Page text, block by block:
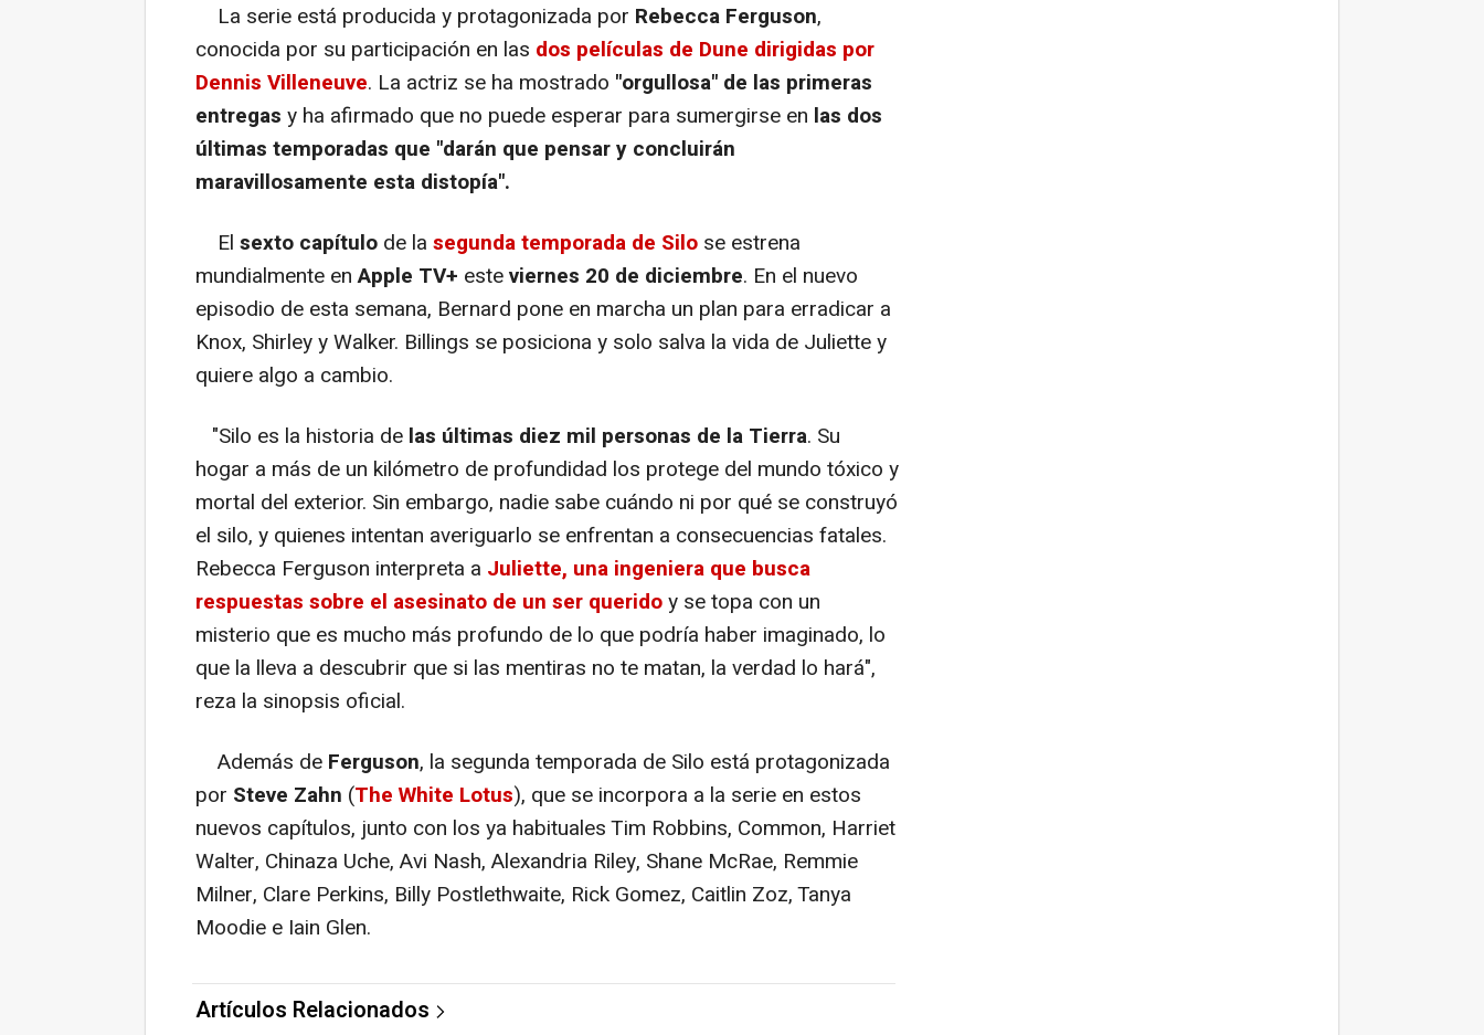
La serie está producida y protagonizada por Rebecca Ferguson,
conocida por su participación en las dos películas de Dune dirigidas por
Dennis Villeneuve. La actriz se ha mostrado "orgullosa" de las primeras
entregas y ha afirmado que no puede esperar para sumergirse en las dos
últimas temporadas que "darán que pensar y concluirán
maravillosamente esta distopía".
El sexto capítulo de la segunda temporada de Silo se estrena
mundialmente enApple TV+ esteviernes 20 de diciembre. En el nuevo
episodio de esta semana, Bernard pone en marcha un plan para erradicar a
Knox, Shirley y Walker. Billings se posiciona y solo salva la vida de Juliette y
quiere algo a cambio.
"Silo es la historia de las últimas diez mil personas de la Tierra. Su
hogar a más de un kilómetro de profundidad los protege del mundo tóxico y
mortal del exterior. Sin embargo, nadie sabe cuándo ni por qué se construyó
el silo, y quienes intentan averiguarlo se enfrentan a consecuencias fatales.
Rebecca Ferguson interpreta a Juliette, una ingeniera que busca
respuestas sobre el asesinato de un ser queridoy se topa con un
misterio que es mucho más profundo de lo que podría haber imaginado, lo
que la lleva a descubrir que si las mentiras no te matan, la verdad lo hará",
reza la sinopsis oficial.
Además de Ferguson, la segunda temporada de Silo está protagonizada
por Steve Zahn (The White Lotus), que se incorpora a la serie en estos
nuevos capítulos, junto con los ya habituales Tim Robbins, Common, Harriet
Walter, Chinaza Uche, Avi Nash, Alexandria Riley, Shane McRae, Remmie
Milner, Clare Perkins, Billy Postlethwaite, Rick Gomez, Caitlin Zoz, Tanya
Moodie e Iain Glen.
Artículos Relacionados